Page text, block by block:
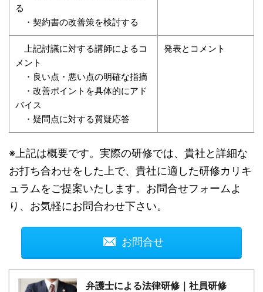
る
・契約書の改善策を検討する
上記討議に対する講師によるコ
メント
・良い点・悪い点の明確な指摘
・改善ポイントを具体的にアド
バイス
・疑問点に対する質疑応答
発表とコメント
※上記は概要です。実際の研修では、貴社と詳細な
お打ち合わせをした上で、貴社に適した研修カリキ
ュラムをご提案いたします。お問合せフォームよ
り、お気軽にお問合わせ下さい。
お問合せ
弁護士による法律研修｜社員研修